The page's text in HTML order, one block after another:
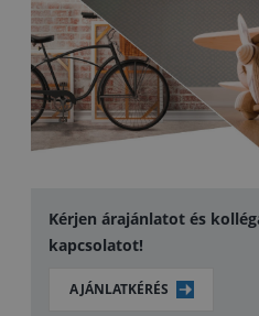
Kérjen árajánlatot és
kapcsolatot!
AJÁNLATKÉRÉS